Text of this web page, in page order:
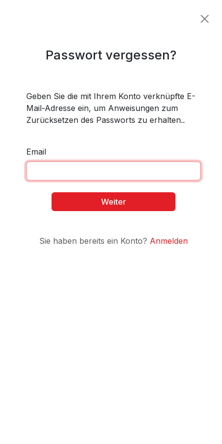
Passwort vergessen?
Geben Sie die mit Ihrem Konto verknüpfte E-
Mail-Adresse ein, um Anweisungen zum
Zurücksetzen des Passworts zu erhalten..
Email
Sie haben bereits ein Konto? Anmelden